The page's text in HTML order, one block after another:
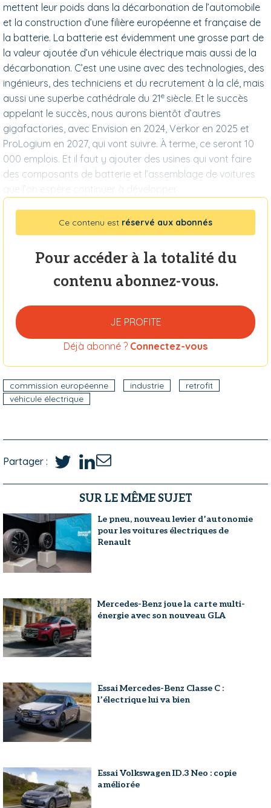
mettent leur poids dans la décarbonation de l’automobile
et la construction d’une filière européenne et française de
la batterie. La batterie est évidemment une grosse part de
la valeur ajoutée d’un véhicule électrique mais aussi de la
décarbonation. C’est une usine avec des technologies, des
ingénieurs, des techniciens et du recrutement à la clé, mais
aussi une superbe cathédrale du 21e siècle. Et le succès
appelant le succès, nous aurons bientôt d’autres
gigafactories, avec Envision en 2024, Verkor en 2025 et
ProLogium en 2027, qui vont suivre. À terme, ce seront 10
000 emplois. Et il faut y ajouter des usines qui vont faire
des composants de batterie et l’assemblage de voitures
que l’on espère continuer à développer
Ce contenu est réservé aux abonnés
Pour accéder à la totalité du
contenu abonnez-vous.
JE PROFITE
Déjà abonné ? Connectez-vous
commission européenne industrie
retrofit
véhicule électrique
Partager :
SUR LE MÊME SUJET
Le pneu, nouveau levier d’autonomie
pour les voitures électriques de
Renault
Mercedes-Benz joue la carte multi-
énergie avec son nouveau GLA
Essai Mercedes-Benz Classe C :
l’électrique lui va bien
Essai Volkswagen ID.3 Neo : copie
améliorée